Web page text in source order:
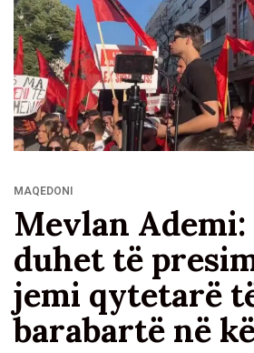
MAQEDONI
Mevlan Ademi:
duhet të
jemi qytetarë
barabartë në